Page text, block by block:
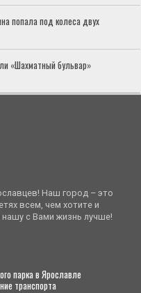
попала под колеса двух
«Шахматный бульвар»
Наш город – это
всем, чем хотите и
с Вами жизнь лучше!
парка в Ярославле
транспорта